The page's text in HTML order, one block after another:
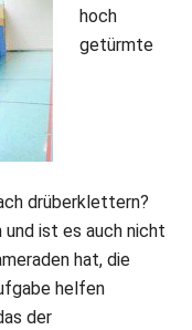
hoch
getürmte
drüberklettern?
und ist es auch nicht
hat, die
helfen
der